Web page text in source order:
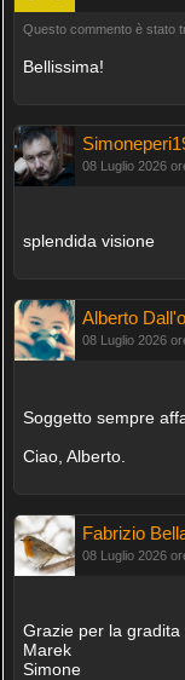
Questo commento è stato
Bellissima!
08 Luglio 2026
splendida visione
Alberto
08 Luglio 2026
Soggetto sempre
Ciao, Alberto.
Fabrizio
08 Luglio 2026
Grazie per la
Marek
Simone